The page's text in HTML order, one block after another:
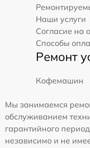
Наши услуги
Согласие на
Способы
Ремонт
Кофемашин
Мы занимаемся
обслуживанием
гарантийного
независимо и не